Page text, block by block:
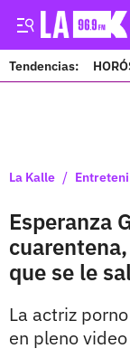
Tendencias:
La Kalle /
Esperanza
que se le
La actriz
en pleno